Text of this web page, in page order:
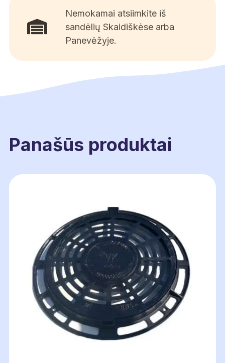
Nemokamai atsiimkite iš
sandėlių Skaidiškėse arba
Panevėžyje.
Panašūs produktai